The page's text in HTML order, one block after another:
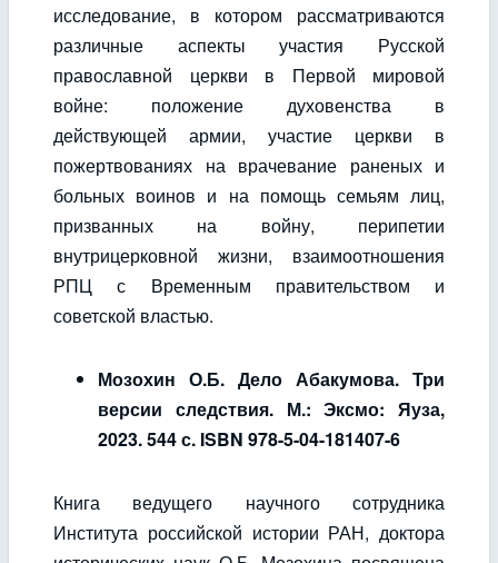
исследование, в котором рассматриваются
различные аспекты участия Русской
православной церкви в Первой мировой
войне: положение духовенства в
действующей армии, участие церкви в
пожертвованиях на врачевание раненых и
больных воинов и на помощь семьям лиц,
призванных на войну, перипетии
внутрицерковной жизни, взаимоотношения
РПЦ с Временным правительством и
советской властью.
Мозохин О.Б. Дело Абакумова. Три
версии следствия. М.: Эксмо: Яуза,
2023. 544 с. ISBN 978-5-04-181407-6
Книга ведущего научного сотрудника
Института российской истории РАН, доктора